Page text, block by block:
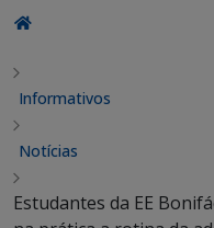
Informativos
Notícias
Estudantes da EE